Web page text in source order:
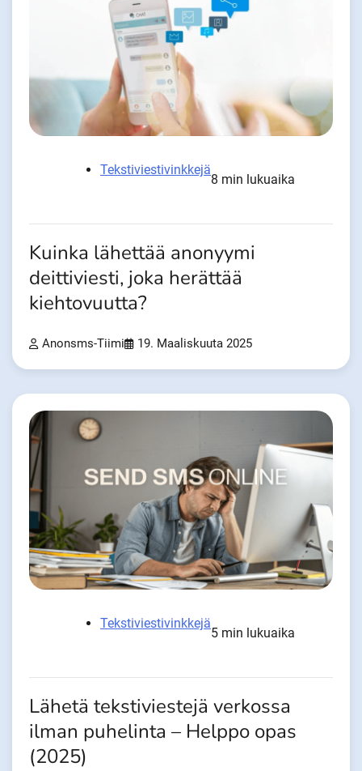
Tekstiviestivinkkejä
8 min lukuaika
Kuinka lähettää anonyymi
deittiviesti, joka herättää
kiehtovuutta?
Anonsms-Tiimi 19. Maaliskuuta 2025
Tekstiviestivinkkejä
5 min lukuaika
Lähetä tekstiviestejä verkossa
ilman puhelinta – Helppo opas
(2025)